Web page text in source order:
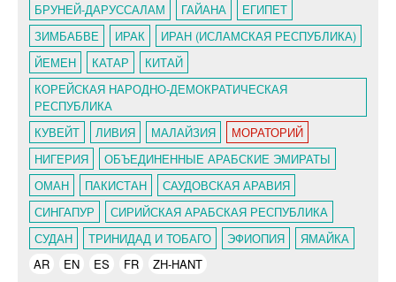
БРУНЕЙ-ДАРУССАЛАМ
ГАЙАНА
ЕГИПЕТ
ЗИМБАБВЕ
ИРАК
ИРАН (ИСЛАМСКАЯ РЕСПУБЛИКА)
ЙЕМЕН
КАТАР
КИТАЙ
КОРЕЙСКАЯ НАРОДНО-ДЕМОКРАТИЧЕСКАЯ
РЕСПУБЛИКА
КУВЕЙТ
ЛИВИЯ МАЛАЙЗИЯ
МОРАТОРИЙ
НИГЕРИЯ
ОБЪЕДИНЕННЫЕ АРАБСКИЕ ЭМИРАТЫ
ОМАН
ПАКИСТАН
САУДОВСКАЯ АРАВИЯ
СИНГАПУР
СИРИЙСКАЯ АРАБСКАЯ РЕСПУБЛИКА
СУДАН
ТРИНИДАД И ТОБАГО ЭФИОПИЯ
ЯМАЙКА
AR
EN ES FR ZH-HANT